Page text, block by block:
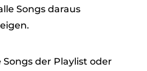
Songs daraus
Songs der Playlist oder